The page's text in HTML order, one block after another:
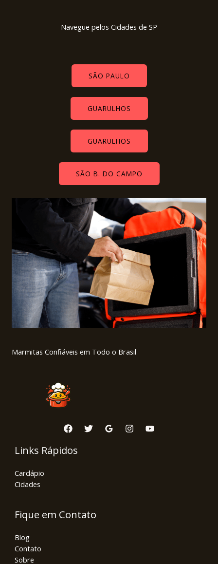
Navegue pelos Cidades de SP
SÃO PAULO
GUARULHOS
GUARULHOS
SÃO B. DO CAMPO
Marmitas Confiáveis em Todo o Brasil
Links Rápidos
Cardápio
Cidades
Fique em Contato
Blog
Contato
Sobre